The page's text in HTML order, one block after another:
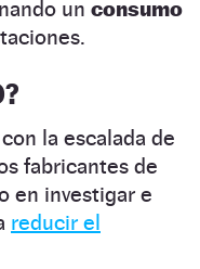
un consumo
la escalada de
fabricantes de
en investigar e
reducir el